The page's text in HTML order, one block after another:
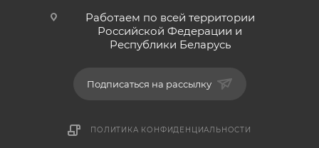
Работаем по всей территории
Российской Федерации и
Республики Беларусь
Подписаться на рассылку
ПОЛИТИКА КОНФИДЕНЦИАЛЬНОСТИ